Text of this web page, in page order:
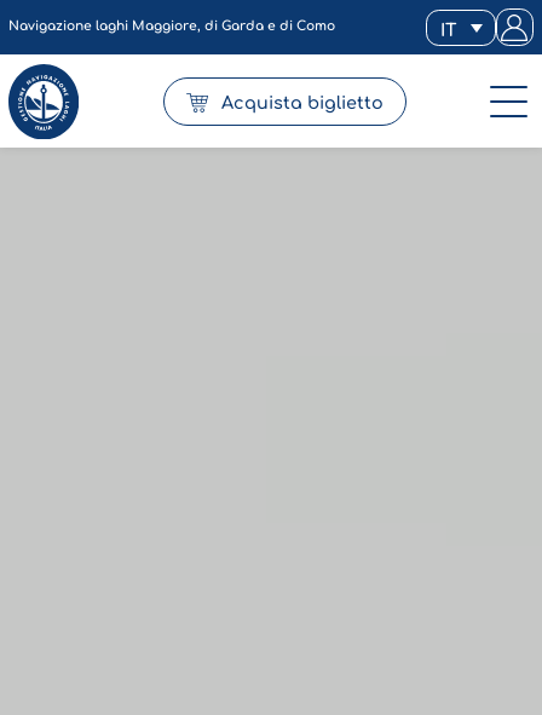
Navigazione laghi Maggiore, di Garda e di Como IT
Acquista biglietto